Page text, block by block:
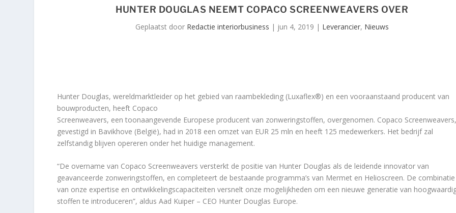
HUNTER DOUGLAS NEEMT COPACO SCREENWEAVERS OVER
Geplaatst door Redactie interiorbusiness | jun 4, 2019 | Leverancier, Nieuws
Hunter Douglas, wereldmarktleider op het gebied van raambekleding (Luxaflex®) en een vooraanstaand producent van
bouwproducten, heeft Copaco
Screenweavers, een toonaangevende Europese producent van zonweringstoffen, overgenomen. Copaco Screenweavers,
gevestigd in Bavikhove (België), had in 2018 een omzet van EUR 25 mln en heeft 125 medewerkers. Het bedrijf zal
zelfstandig blijven opereren onder het huidige management.
“De overname van Copaco Screenweavers versterkt de positie van Hunter Douglas als de leidende innovator van
geavanceerde zonweringstoffen, en completeert de bestaande programma’s van Mermet en Helioscreen. De combinatie
van onze expertise en ontwikkelingscapaciteiten versnelt onze mogelijkheden om een nieuwe generatie van
stoffen te introduceren”, aldus Aad Kuiper – CEO Hunter Douglas Europe.